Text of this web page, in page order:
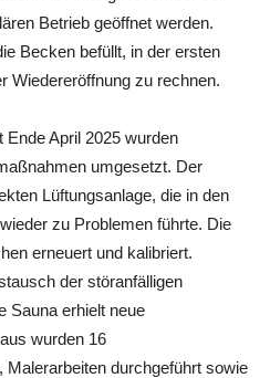
Betrieb geöffnet werden.
Becken befüllt, in der ersten
Wiedereröffnung zu rechnen.
April 2025 wurden
umgesetzt. Der
Lüftungsanlage, die in den
zu Problemen führte. Die
erneuert und kalibriert.
der störanfälligen
Sauna erhielt neue
wurden 16
durchgeführt sowie